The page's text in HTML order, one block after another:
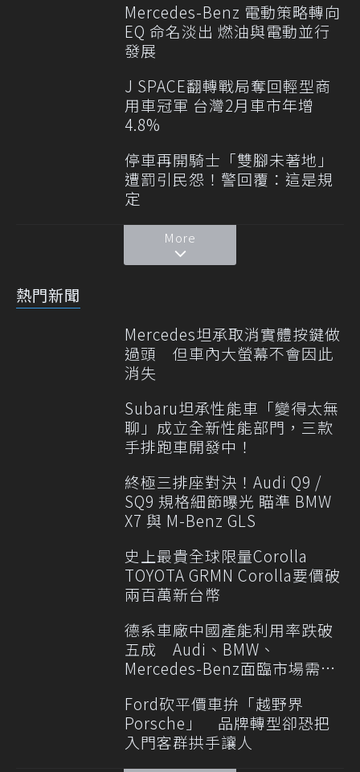
Mercedes-Benz 電動策略轉向
EQ 命名淡出 燃油與電動並行
發展
J SPACE翻轉戰局奪回輕型商
用車冠軍 台灣2月車市年增
4.8%
停車再開騎士「雙腳未著地」
遭罰引民怨！警回覆：這是規
定
More
熱門新聞
Mercedes坦承取消實體按鍵做
過頭 但車內大螢幕不會因此
消失
Subaru坦承性能車「變得太無
聊」成立全新性能部門，三款
手排跑車開發中！
終極三排座對決！Audi Q9 /
SQ9 規格細節曝光 瞄準 BMW
X7 與 M-Benz GLS
史上最貴全球限量Corolla
TOYOTA GRMN Corolla要價破
兩百萬新台幣
德系車廠中國產能利用率跌破
五成 Audi、BMW、
Mercedes-Benz面臨市場需求
Ford砍平價車拚「越野界
Porsche」 品牌轉型卻恐把
入門客群拱手讓人